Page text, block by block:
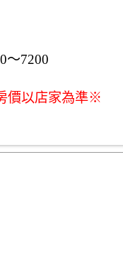
～7200
價以店家為準※